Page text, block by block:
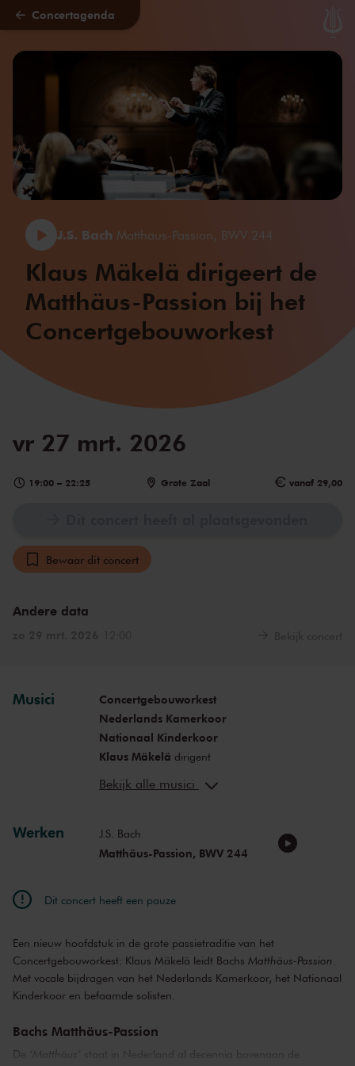
Naar hoofdcontent
Concertagenda
J.S. Bach Matthäus-Passion, BWV 244
Klaus Mäkelä dirigeert de
Matthäus-Passion bij het
Concertgebouworkest
vr 27 mrt. 2026
19:00 – 22:25 Grote Zaal vanaf 29,00
Bewaar dit concert
Andere data
Musici
Concertgebouworkest
Nederlands Kamerkoor
Nationaal Kinderkoor
Klaus Mäkelä dirigent
Maximilian Schmitt
Matthew Brookbas (Christus)
Tim Mead
Laurence Kilsbytenor
Bekijk alle musici
Werken J.S. Bach
Matthäus-Passion, BWV 244
Dit concert heeft een pauze
Een nieuw hoofdstuk in de grote passietraditie van het
Concertgebouworkest: Klaus Mäkelä leidt Bachs Matthäus-Passion
Met vocale bijdragen van het Nederlands Kamerkoor, het Nationaal
Kinderkoor en befaamde solisten.
Bachs Matthäus-Passion
De ‘Matthäus’ staat in Nederland al decennia bovenaan de